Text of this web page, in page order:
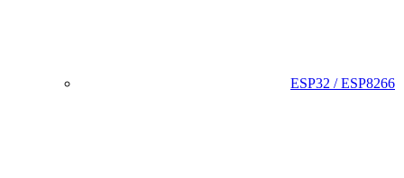
ESP32 / ESP8266